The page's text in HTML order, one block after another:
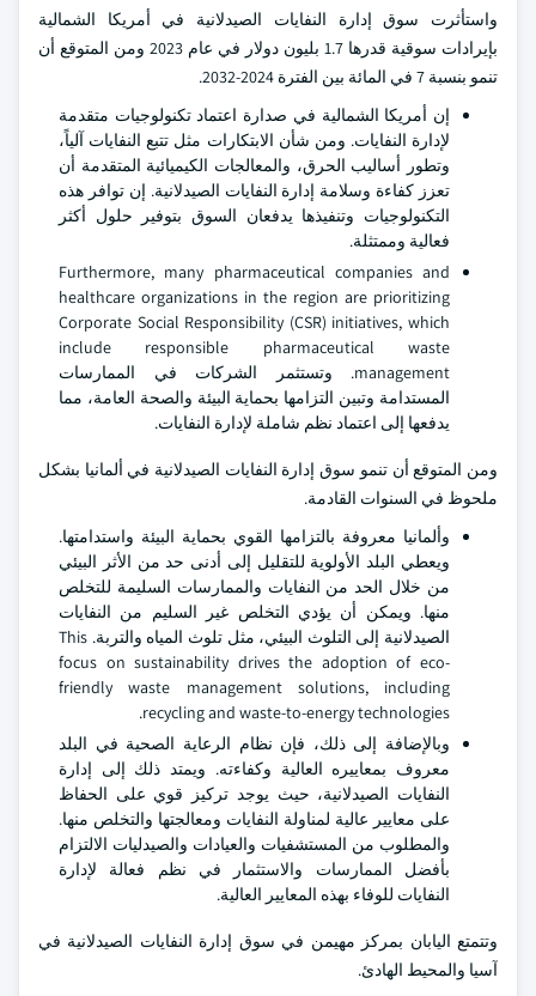
واستأثرت سوق إدارة النفايات الصيدلانية في أمريكا الشمالية
بإيرادات سوقية قدرها 1.7 بليون دولار في عام 2023 ومن المتوقع أن
تنمو بنسبة 7 في المائة بين الفترة 2024-2032.
إن أمريكا الشمالية في صدارة اعتماد تكنولوجيات متقدمة
لإدارة النفايات. ومن شأن الابتكارات مثل تتبع النفايات آلياً،
وتطور أساليب الحرق، والمعالجات الكيميائية المتقدمة أن
تعزز كفاءة وسلامة إدارة النفايات الصيدلانية. إن توافر هذه
التكنولوجيات وتنفيذها يدفعان السوق بتوفير حلول أكثر
فعالية وممتثلة.
Furthermore, many pharmaceutical companies and
healthcare organizations in the region are prioritizing
Corporate Social Responsibility (CSR) initiatives, which
include responsible pharmaceutical waste
management. وتستثمر الشركات في الممارسات
المستدامة وتبين التزامها بحماية البيئة والصحة العامة، مما
يدفعها إلى اعتماد نظم شاملة لإدارة النفايات.
ومن المتوقع أن تنمو سوق إدارة النفايات الصيدلانية في ألمانيا بشكل
ملحوظ في السنوات القادمة.
وألمانيا معروفة بالتزامها القوي بحماية البيئة واستدامتها.
ويعطي البلد الأولوية للتقليل إلى أدنى حد من الأثر البيئي
من خلال الحد من النفايات والممارسات السليمة للتخلص
منها. ويمكن أن يؤدي التخلص غير السليم من النفايات
الصيدلانية إلى التلوث البيئي، مثل تلوث المياه والتربة. This
focus on sustainability drives the adoption of eco-
friendly waste management solutions, including
recycling and waste-to-energy technologies.
وبالإضافة إلى ذلك، فإن نظام الرعاية الصحية في البلد
معروف بمعاييره العالية وكفاءته. ويمتد ذلك إلى إدارة
النفايات الصيدلانية، حيث يوجد تركيز قوي على الحفاظ
على معايير عالية لمناولة النفايات ومعالجتها والتخلص منها.
والمطلوب من المستشفيات والعيادات والصيدليات الالتزام
بأفضل الممارسات والاستثمار في نظم فعالة لإدارة
النفايات للوفاء بهذه المعايير العالية.
وتتمتع اليابان بمركز مهيمن في سوق إدارة النفايات الصيدلانية في
آسيا والمحيط الهادئ.